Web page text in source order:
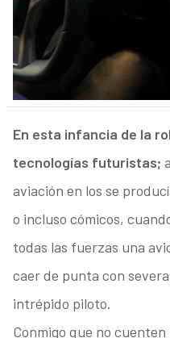
En esta infancia de la
tecnologías futuristas;
aviación en los se
o incluso cómicos,
todas las fuerzas una
caer de punta con
intrépido piloto.
Conmigo que no